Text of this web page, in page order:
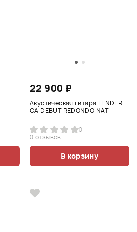
22 900 ₽
Акустическая гитара FENDER
CA DEBUT REDONDO NAT
0
0 отзывов
В корзину